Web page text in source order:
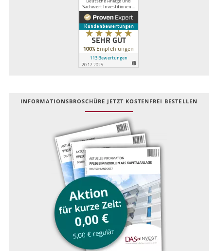
INFOR­MATIONS­BROSCHÜRE JETZT KOSTEN­FREI BESTELLEN